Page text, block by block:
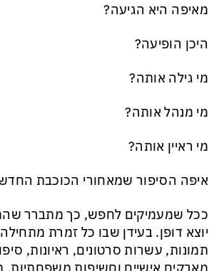
מאיפה היא הגיעה?
היכן הופיעה?
מי גילה אותה?
מי מנהל אותה?
מי ראיין אותה?
איפה הסיפור שמאחורי הכוכבת
ככל שמעמיקים לחפש, כך מתברר
יוצא דופן. בעידן שבו כל זמרת
תמונות, עשרות סרטונים, ראיונות,